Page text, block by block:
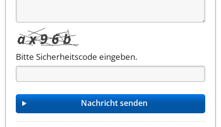
Bitte Sicherheitscode eingeben.